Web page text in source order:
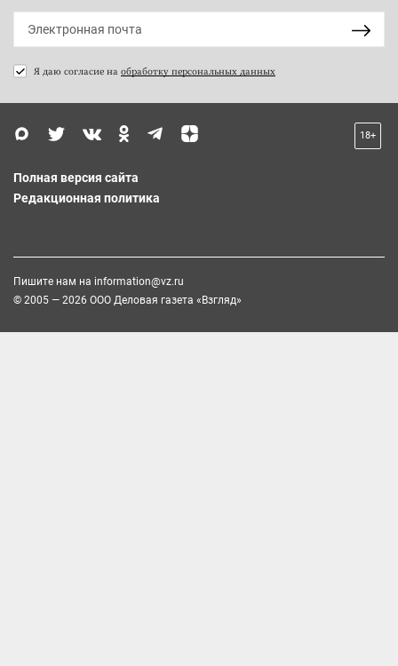
Я даю согласие на обработку персональных данных
18+
Полная версия сайта
Редакционная политика
Пишите нам на information@vz.ru
© 2005 — 2026 ООО Деловая газета «Взгляд»